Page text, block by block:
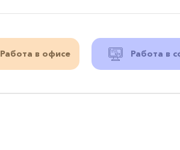
Работа в офисе Работа в